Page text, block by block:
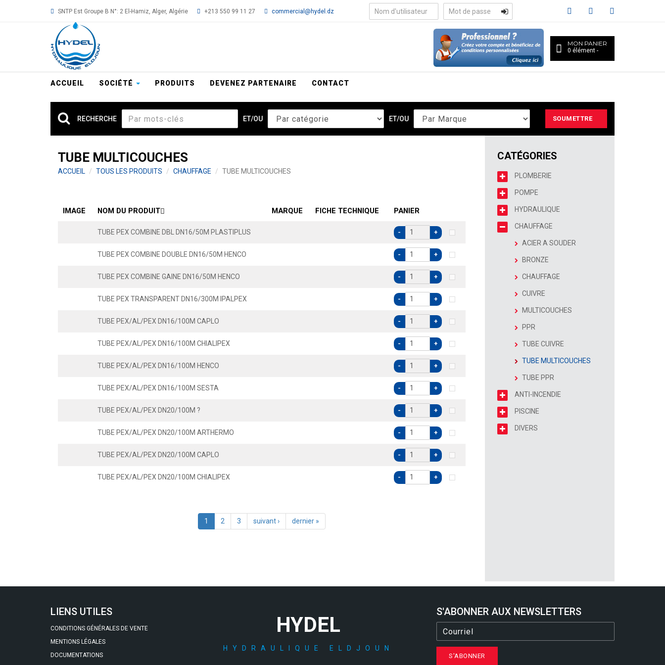
SNTP Est Groupe B N°: 2 El-Hamiz, Alger, Algérie +213 550 99 11 27 commercial@hydel.dz
MON PANIER
0 élément
ACCUEIL SOCIÉTÉ PRODUITS DEVENEZ PARTENAIRE CONTACT
RECHERCHE ET/OU ET/OU SOUMETTRE
TUBE MULTICOUCHES
ACCUEIL TOUS LES PRODUITS CHAUFFAGE TUBE MULTICOUCHES
IMAGE NOM DU PRODUIT MARQUE FICHE TECHNIQUE PANIER
TUBE PEX COMBINE DBL DN16/50M PLASTIPLUS - +
TUBE PEX COMBINE DOUBLE DN16/50M HENCO - +
TUBE PEX COMBINE GAINE DN16/50M HENCO - +
TUBE PEX TRANSPARENT DN16/300M IPALPEX - +
TUBE PEX/AL/PEX DN16/100M CAPLO - +
TUBE PEX/AL/PEX DN16/100M CHIALIPEX - +
TUBE PEX/AL/PEX DN16/100M HENCO - +
TUBE PEX/AL/PEX DN16/100M SESTA - +
TUBE PEX/AL/PEX DN20/100M ? - +
TUBE PEX/AL/PEX DN20/100M ARTHERMO - +
TUBE PEX/AL/PEX DN20/100M CAPLO - +
TUBE PEX/AL/PEX DN20/100M CHIALIPEX - +
1 2 3 suivant › dernier »
CATÉGORIES
PLOMBERIE
POMPE
HYDRAULIQUE
CHAUFFAGE
ACIER A SOUDER
BRONZE
CHAUFFAGE
CUIVRE
MULTICOUCHES
PPR
TUBE CUIVRE
TUBE MULTICOUCHES
TUBE PPR
ANTI-INCENDIE
PISCINE
DIVERS
HYDEL
HYDRAULIQUE ELDJOUN
LIENS UTILES
CONDITIONS GÉNÉRALES DE VENTE
MENTIONS LÉGALES
DOCUMENTATIONS
S'ABONNER AUX NEWSLETTERS
S'ABONNER